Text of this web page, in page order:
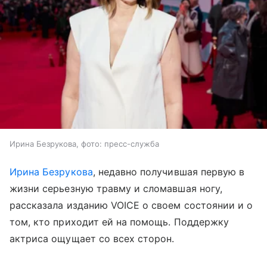
Ирина Безрукова, фото: пресс-служба
Ирина Безрукова, недавно получившая первую в
жизни серьезную травму и сломавшая ногу,
рассказала изданию VOICE о своем состоянии и о
том, кто приходит ей на помощь. Поддержку
актриса ощущает со всех сторон.